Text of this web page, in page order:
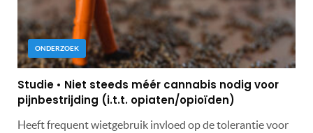
ONDERZOEK
Studie • Niet steeds méér cannabis nodig voor
pijnbestrijding (i.t.t. opiaten/opioïden)
Heeft frequent wietgebruik invloed op de tolerantie voor